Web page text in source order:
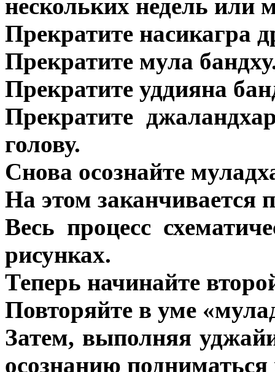
нескольких недель или
Прекратите насикагра
Прекратите мула
Прекратите уддияна
Прекратите
голову.
Снова осознайте
На этом заканчивается
Весь процесс
рисунках.
Теперь начинайте
Повторяйте в уме
Затем, выполняя
осознанию